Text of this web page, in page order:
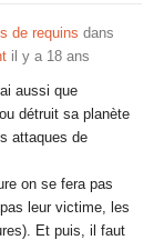
de requins dans
il y a 18 ans
aussi que
détruit sa planète
attaques de
on se fera pas
leur victime, les
Et puis, il faut